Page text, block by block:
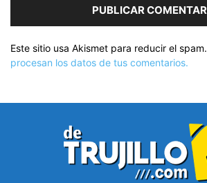
Este sitio usa Akismet para reducir el spam.
procesan los datos de tus comentarios.